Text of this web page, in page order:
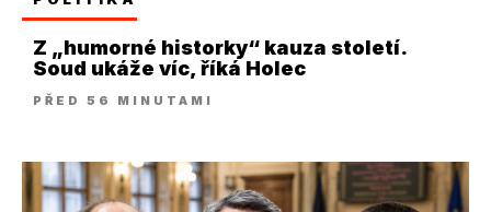
Z „humorné historky“ kauza století.
Soud ukáže víc, říká Holec
PŘED 56 MINUTAMI